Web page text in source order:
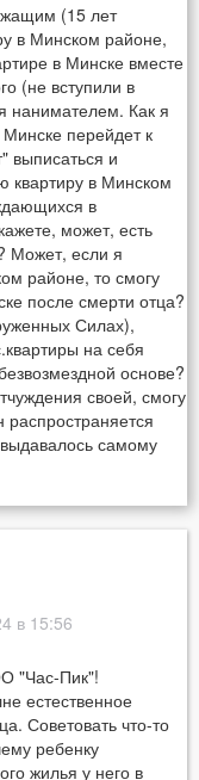
(15 лет
в Минском районе,
в Минске вместе
(не вступили в
нанимателем. Как я
перейдет к
выписаться и
квартиру в Минском
в
может, есть
Может, если я
районе, то смогу
после смерти отца?
Силах),
на себя
основе?
своей, смогу
распространяется
самому
в 15:56
"Час-Пик"!
естественное
Советовать что-то
ребенку
жилья у него в